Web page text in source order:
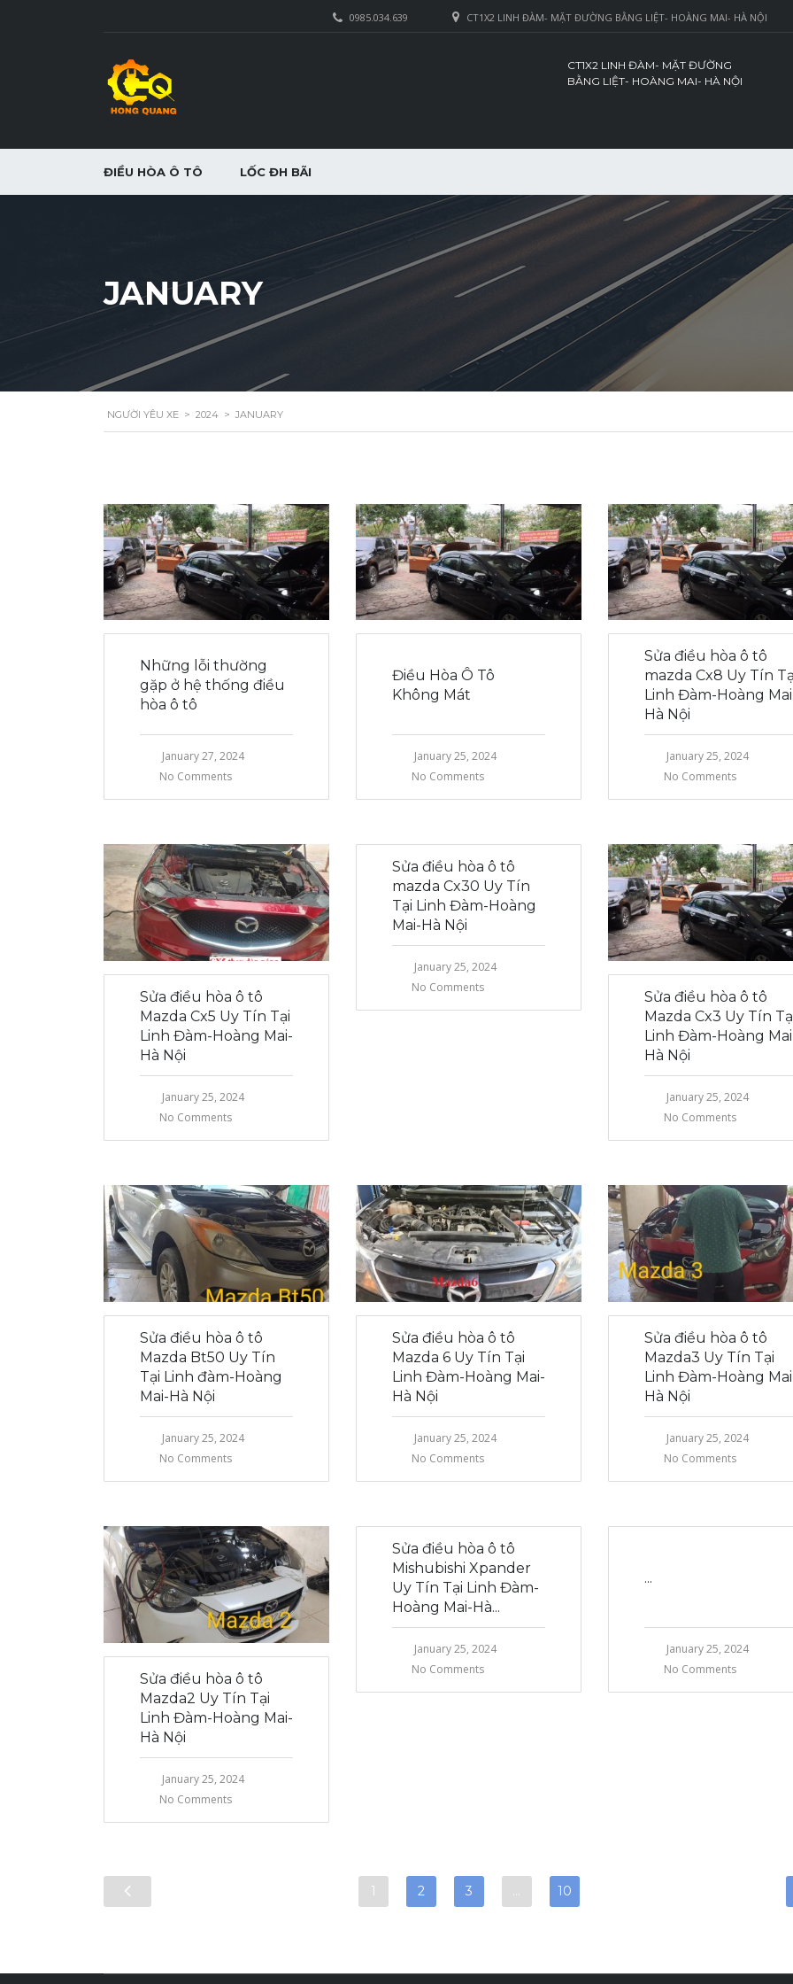
CT1X2 LINH ĐÀM- MẶT ĐƯỜNG BẰNG LIỆT- HOÀNG MAI- HÀ NỘI
0985.034.639
CT1X2 LINH ĐÀM- MẶT ĐƯỜNG
BẰNG LIỆT- HOÀNG MAI- HÀ NỘI
ĐIỀU HÒA Ô TÔ LỐC ĐH BÃI
JANUARY
NGƯỜI YÊU XE > 2024 > JANUARY
Những lỗi thường
gặp ở hệ thống điều
hòa ô tô
January 27, 2024
No Comments
Điều Hòa Ô Tô
Không Mát
January 25, 2024
No Comments
Sửa điều hòa ô tô
mazda Cx8 Uy Tín
Linh Đàm-Hoàng
Hà Nội
January 25, 2024
No Comments
Sửa điều hòa ô tô
Mazda Cx5 Uy Tín Tại
Linh Đàm-Hoàng Mai-
Hà Nội
January 25, 2024
No Comments
Sửa điều hòa ô tô
mazda Cx30 Uy Tín
Tại Linh Đàm-Hoàng
Mai-Hà Nội
January 25, 2024
No Comments
Sửa điều hòa ô tô
Mazda Cx3 Uy Tín
Linh Đàm-Hoàng
Hà Nội
January 25, 2024
No Comments
Sửa điều hòa ô tô
Mazda Bt50 Uy Tín
Tại Linh đàm-Hoàng
Mai-Hà Nội
January 25, 2024
No Comments
Sửa điều hòa ô tô
Mazda 6 Uy Tín Tại
Linh Đàm-Hoàng Mai-
Hà Nội
January 25, 2024
No Comments
Sửa điều hòa ô tô
Mazda3 Uy Tín Tại
Linh Đàm-Hoàng
Hà Nội
January 25, 2024
No Comments
Sửa điều hòa ô tô
Mazda2 Uy Tín Tại
Linh Đàm-Hoàng Mai-
Hà Nội
January 25, 2024
No Comments
Sửa điều hòa ô tô
Mishubishi Xpander
Uy Tín Tại Linh Đàm-
Hoàng Mai-Hà...
January 25, 2024
No Comments
...
January 25, 2024
No Comments
1 2 3 … 10